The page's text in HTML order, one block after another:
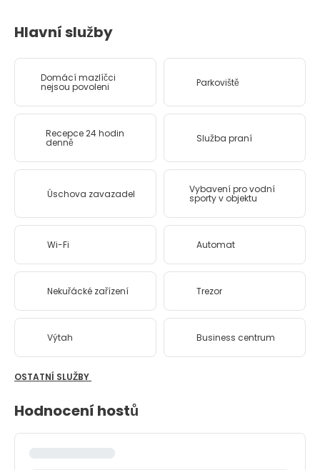
Hlavní služby
Domácí mazlíčci
nejsou povoleni Parkoviště
Recepce 24 hodin
denně Služba praní
Úschova zavazadel Vybavení pro vodní
sporty v objektu
Wi-Fi Automat
Nekuřácké zařízení Trezor
Výtah Business centrum
OSTATNÍ SLUŽBY
Hodnocení hostů